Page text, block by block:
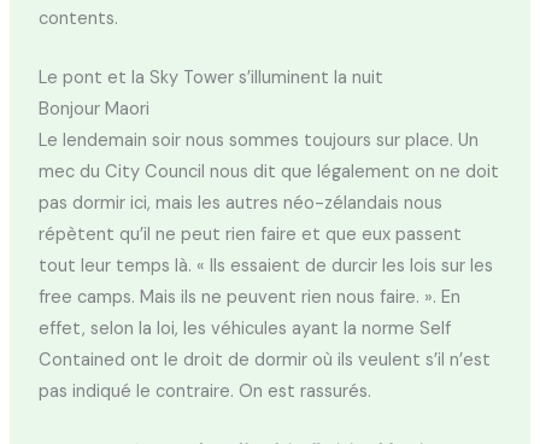
contents.
Le pont et la Sky Tower s’illuminent la nuit
Bonjour Maori
Le lendemain soir nous sommes toujours sur place. Un
mec du City Council nous dit que légalement on ne doit
pas dormir ici, mais les autres néo-zélandais nous
répètent qu’il ne peut rien faire et que eux passent
tout leur temps là. « Ils essaient de durcir les lois sur les
free camps. Mais ils ne peuvent rien nous faire. ». En
effet, selon la loi, les véhicules ayant la norme Self
Contained ont le droit de dormir où ils veulent s’il n’est
pas indiqué le contraire. On est rassurés.